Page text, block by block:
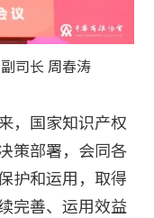
司长 周春涛
国家知识产权
策部署，会同各
护和运用，取得
完善、运用效益